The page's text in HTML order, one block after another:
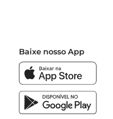
Baixe nosso App